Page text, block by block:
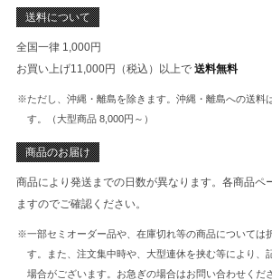
送料について
全国一律 1,000円
お買い上げ11,000円（税込）以上で 送料無料
※ただし、沖縄・離島を除きます。沖縄・離島への送料
す。（大型商品 8,000円～）
商品のお届け
商品により発送までの日数が異なります。各商品ペ
ますのでご確認ください。
※一部セミオーダー品や、在庫切れ等の商品については
す。また、注文集中時や、大型連休を挟む等により、
場合がございます。お急ぎの場合はお問い合わせくだ